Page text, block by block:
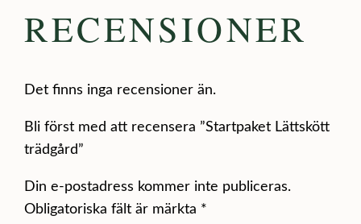
å
r
d
ä
n
RECENSIONER
Det finns inga recensioner än.
Bli först med att recensera ”Startpaket Lättskött
trädgård”
Din e-postadress kommer inte publiceras.
Obligatoriska fält är märkta *